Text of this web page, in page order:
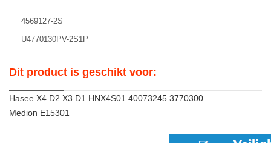
4569127-2S
U4770130PV-2S1P
Dit product is geschikt voor:
Hasee X4 D2 X3 D1 HNX4S01 40073245 3770300
Medion E15301